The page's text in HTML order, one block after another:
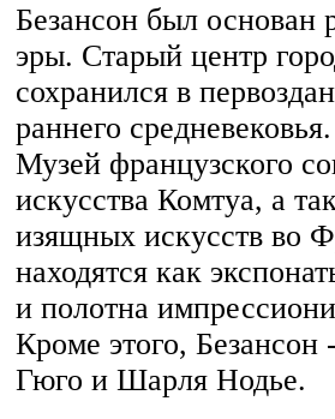
Безансон был основан
эры. Старый центр
сохранился в
раннего
Музей французского
искусства Комтуа, а
изящных искусств во
находятся как
и полотна
Кроме этого, Безансон
Гюго и Шарля Нодье.